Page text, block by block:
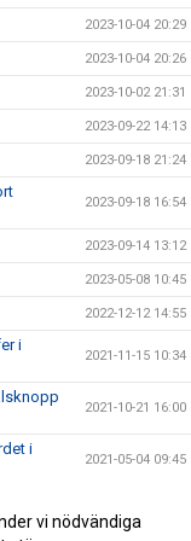
2023-10-04 20:29
2023-10-04 20:26
2023-10-02 21:31
2023-09-22 14:13
2023-09-18 21:24
2023-09-18 16:54
2023-09-14 13:12
2023-05-08 10:45
2022-12-12 14:55
i
2021-11-15 10:34
2021-10-21 16:00
i
2021-05-04 09:45
vi nödvändiga